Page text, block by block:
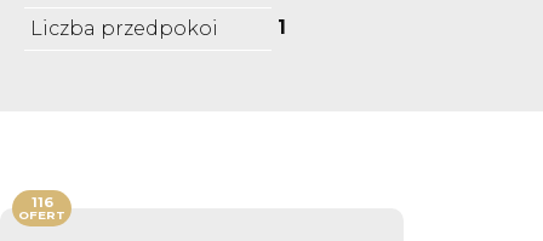
Liczba przedpokoi
1
116
OFERT